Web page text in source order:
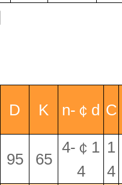
D K n- ￠ d C
95 65
4- ￠ 1
4
1
4